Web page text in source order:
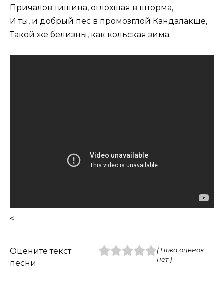
Причалов тишина, оглохшая в шторма,
И ты, и добрый пёс в промозглой Кандалакше,
Такой же белизны, как кольская зима.
<
Оцените текст
песни
( Пока оценок
нет )